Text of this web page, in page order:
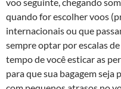
quando for escolher voos
internacionais ou que
sempre optar por escalas
tempo de você esticar as
para que sua bagagem seja